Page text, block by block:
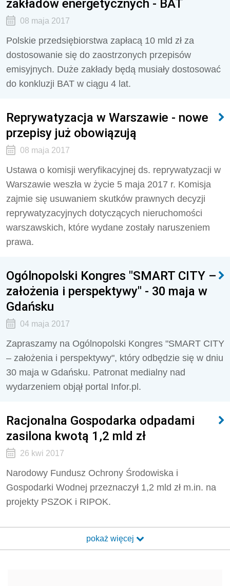
zakładów energetycznych - BAT
08 maja 2017
Polskie przedsiębiorstwa zapłacą 10 mld zł za
dostosowanie się do zaostrzonych przepisów
emisyjnych. Duże zakłady będą musiały dostosować
do konkluzji BAT w ciągu 4 lat.
Reprywatyzacja w Warszawie - nowe
przepisy już obowiązują
08 maja 2017
Ustawa o komisji weryfikacyjnej ds. reprywatyzacji w
Warszawie weszła w życie 5 maja 2017 r. Komisja
zajmie się usuwaniem skutków prawnych decyzji
reprywatyzacyjnych dotyczących nieruchomości
warszawskich, które wydane zostały naruszeniem
prawa.
Ogólnopolski Kongres "SMART CITY –
założenia i perspektywy" - 30 maja w
Gdańsku
04 maja 2017
Zapraszamy na Ogólnopolski Kongres "SMART CITY
– założenia i perspektywy", który odbędzie się w dniu
30 maja w Gdańsku. Patronat medialny nad
wydarzeniem objął portal Infor.pl.
Racjonalna Gospodarka odpadami
zasilona kwotą 1,2 mld zł
26 kwi 2017
Narodowy Fundusz Ochrony Środowiska i
Gospodarki Wodnej przeznaczył 1,2 mld zł m.in. na
projekty PSZOK i RIPOK.
pokaż więcej